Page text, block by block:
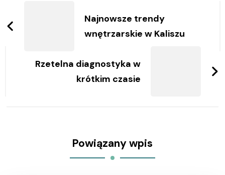
wpisy
Najnowsze trendy
wnętrzarskie w Kaliszu
Rzetelna diagnostyka w
krótkim czasie
Powiązany wpis